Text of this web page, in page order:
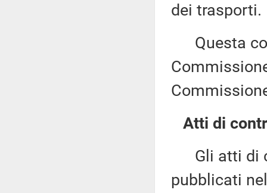
dei trasporti.
Questa
Atti di
Gli atti di
pubblicati